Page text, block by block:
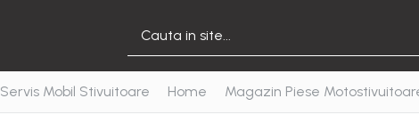
Servis Mobil Stivuitoare Home Magazin Piese